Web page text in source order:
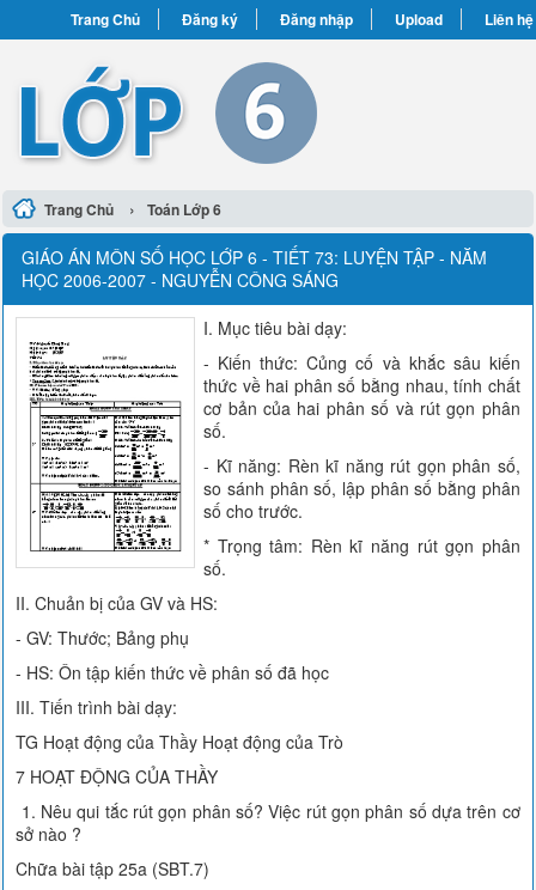
Trang Chủ Đăng ký Đăng nhập Upload Liên hệ
Trang Chủ › Toán Lớp 6
GIÁO ÁN MÔN SỐ HỌC LỚP 6 - TIẾT 73: LUYỆN TẬP - NĂM
HỌC 2006-2007 - NGUYỄN CÔNG SÁNG
I. Mục tiêu bài dạy:
- Kiến thức: Củng cố và khắc sâu kiến
thức về hai phân số bằng nhau, tính chất
cơ bản của hai phân số và rút gọn phân
số.
- Kĩ năng: Rèn kĩ năng rút gọn phân số,
so sánh phân số, lập phân số bằng phân
số cho trước.
* Trọng tâm: Rèn kĩ năng rút gọn phân
số.
II. Chuản bị của GV và HS:
- GV: Thước; Bảng phụ
- HS: Ôn tập kiến thức về phân số đã học
III. Tiến trình bài dạy:
TG Hoạt động của Thầy Hoạt động của Trò
7 HOẠT ĐỘNG CỦA THẦY
1. Nêu qui tắc rút gọn phân số? Việc rút gọn phân số dựa trên cơ
sở nào ?
Chữa bài tập 25a (SBT.7)